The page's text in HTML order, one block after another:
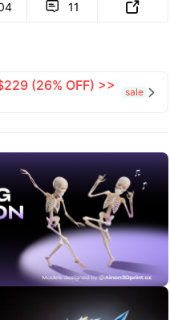
 11 
(26% OFF) >>
sale 